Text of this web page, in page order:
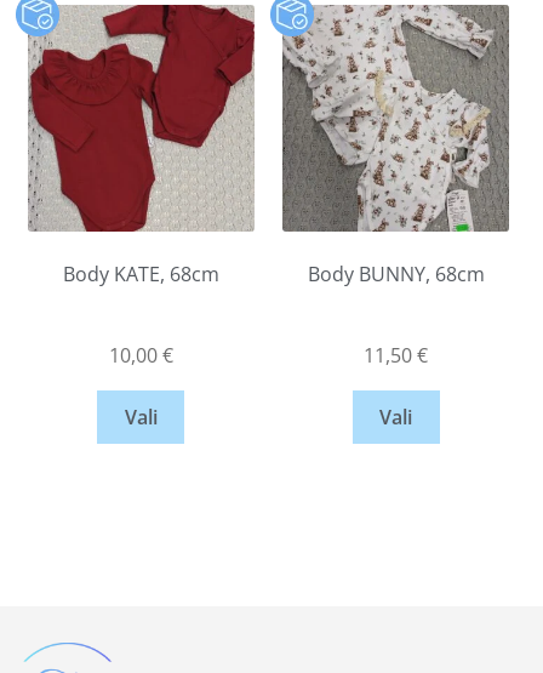
Body KATE, 68cm
10,00€
Vali
Body BUNNY, 68cm
11,50€
Vali